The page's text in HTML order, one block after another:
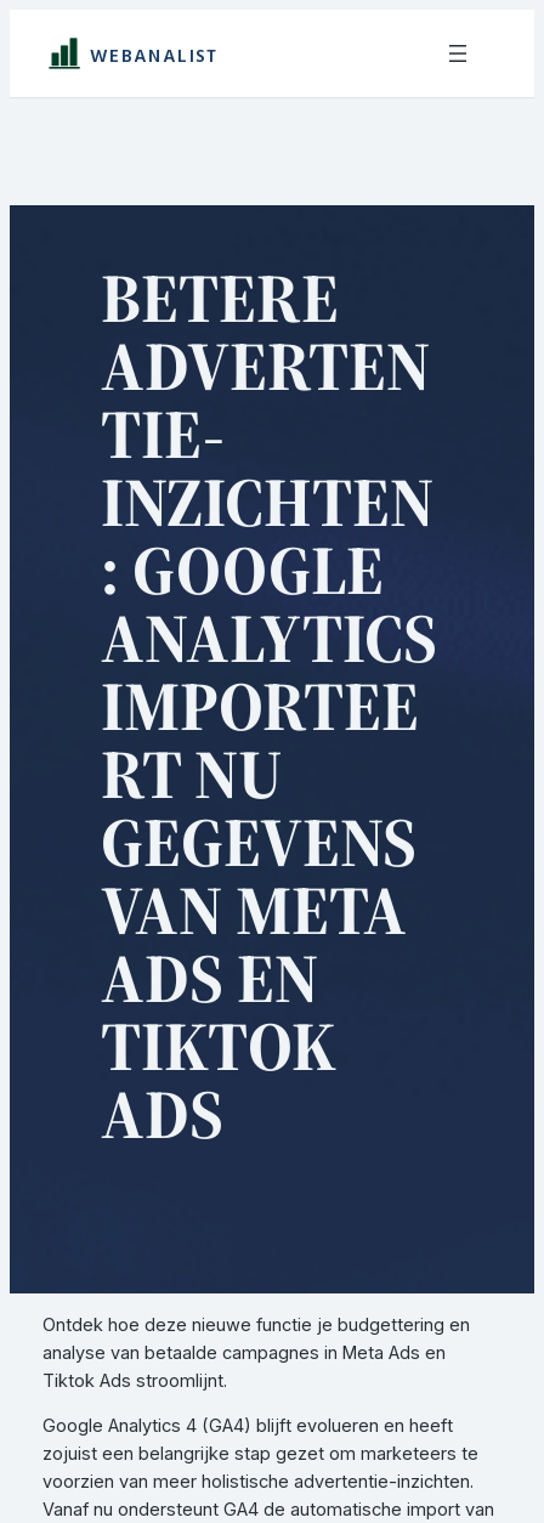
WEBANALIST
BETERE
ADVERTEN
TIE-
INZICHTEN
: GOOGLE
ANALYTICS
IMPORTEE
RT NU
GEGEVENS
VAN META
ADS EN
TIKTOK
ADS
Ontdek hoe deze nieuwe functie je budgettering en
analyse van betaalde campagnes in Meta Ads en
Tiktok Ads stroomlijnt.
Google Analytics 4 (GA4) blijft evolueren en heeft
zojuist een belangrijke stap gezet om marketeers te
voorzien van meer holistische advertentie-inzichten.
Vanaf nu ondersteunt GA4 de automatische import van